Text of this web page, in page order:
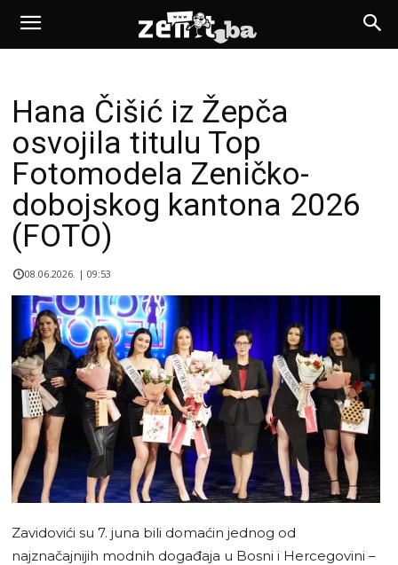
Hana Čišić iz Žepča
osvojila titulu Top
Fotomodela Zeničko-
dobojskog kantona 2026
(FOTO)
08.06.2026. | 09:53
Zavidovići su 7. juna bili domaćin jednog od
najznačajnijih modnih događaja u Bosni i Hercegovini –